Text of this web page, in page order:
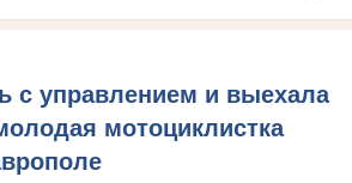
с управлением и выехала
мотоциклистка